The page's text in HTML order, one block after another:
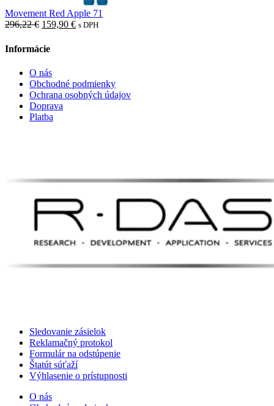
Movement Red Apple 71
296,22€ Pôvodná
bola:
159,90 €Aktuálna
s DPH
Informácie
O nás
Obchodné podmienky
Ochrana osobných údajov
Doprava
Platba
Sledovanie zásielok
Reklamačný protokol
Formulár na odstúpenie
Štatút súťaží
Výhlasenie o prístupnosti
O nás